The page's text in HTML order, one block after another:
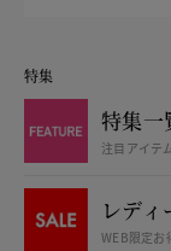
特集
特集一
注目アイテ
レデ
WEB限定お